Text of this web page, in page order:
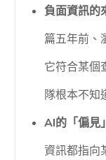
負面資訊的
篇五年前、
它符合某個
隊根本不知
AI的「偏見
資訊都指向